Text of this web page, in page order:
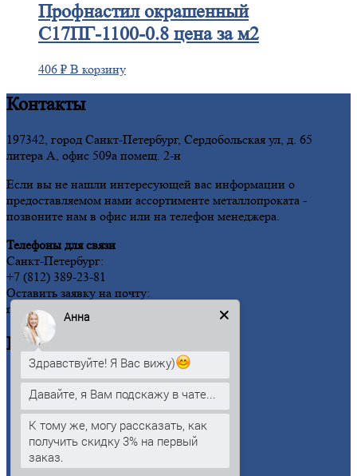
Профнастилокрашенный
С17ПГ-1100-0.8 цена за м2
406 ₽ В корзину
Контакты
197342, город Санкт-Петербург, Сердобольская ул, д. 65
литера А, офис 509а помещ. 2-н
Если вы не нашли интересующей вас информации о
предоставляемом нами ассортименте металлопроката -
позвоните нам в офис или на телефон менеджера.
Телефоны для связи
Санкт-Петербург:
+7 (812) 389-23-81
Оставить заявку на почту:
mm@metallmoment.ru
Информация
Главная
Вакансии
ОКомпании
Заводы
Контакты
Прайс-лист
Анна
Здравствуйте! Я Вас вижу)
Давайте, я Вам подскажу в чате...
К тому же, могу рассказать, как
получить скидку 3% на первый
заказ.